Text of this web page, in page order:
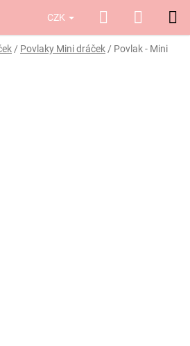
CZK Hledat
KOŠÍK
/ Povlaky Mini dráček / Povlak - Mini